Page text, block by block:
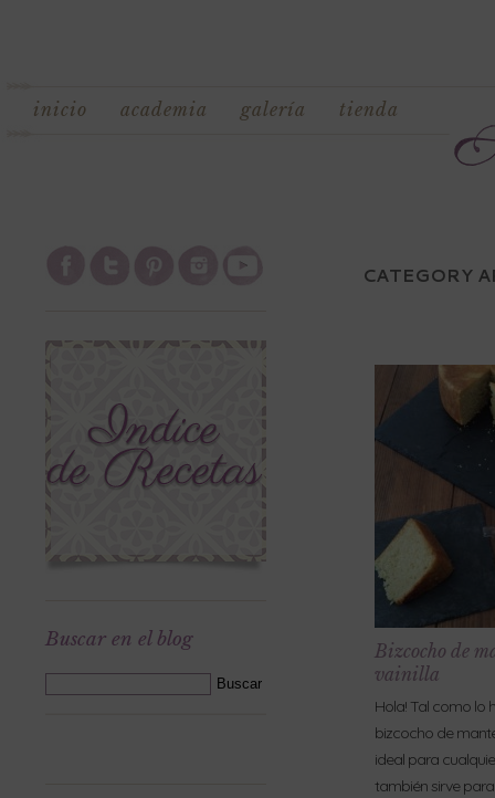
inicio academia galería tienda
Buscar en el blog
CATEGORY
Bizcocho de
vainilla
Hola! Tal como lo
bizcocho de
ideal para
también sirve para